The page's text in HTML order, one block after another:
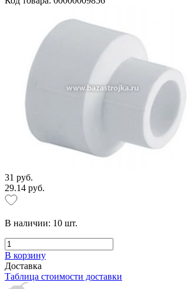
31 руб.
29.14 руб.
В наличии: 10 шт.
В корзину
Доставка
Таблица стоимости доставки